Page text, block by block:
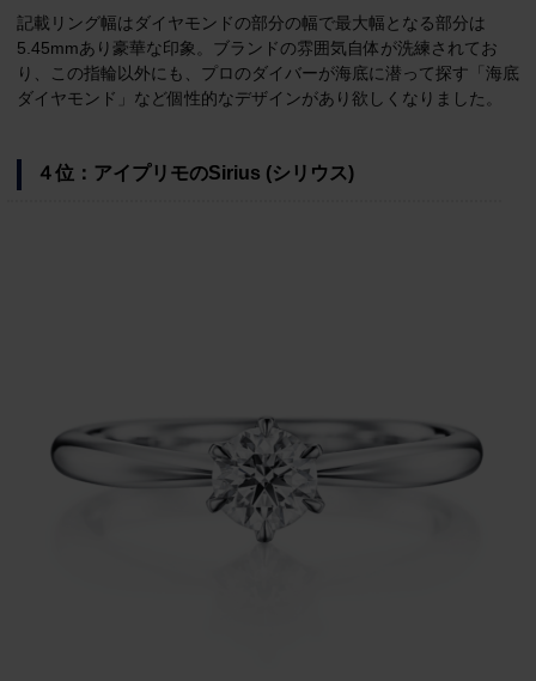
記載リング幅はダイヤモンドの部分の幅で最大幅となる部分は
5.45mmあり豪華な印象。ブランドの雰囲気自体が洗練されてお
り、この指輪以外にも、プロのダイバーが海底に潜って探す「海底
ダイヤモンド」など個性的なデザインがあり欲しくなりました。
４位：アイプリモのSirius (シリウス)